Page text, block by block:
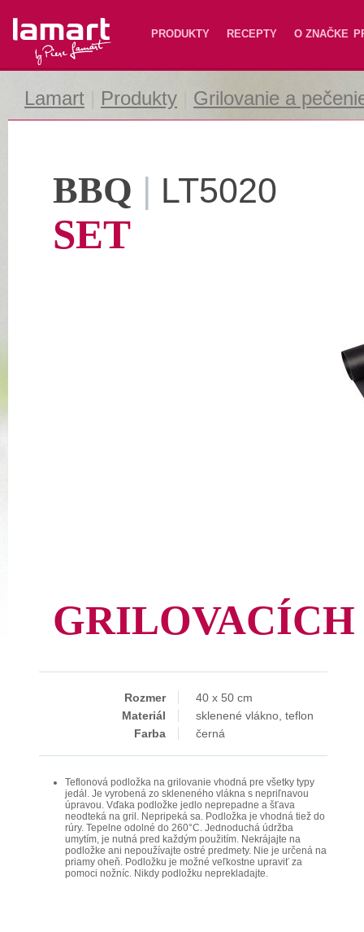
Lamart PRODUKTY RECEPTY O ZNAČKE
Lamart Produkty Grilovanie a
BBQ | LT5020
SET
Rozmer
40 x 50 cm
Materiál
sklenené vlákno, teflon
Farba
černá
Teflonová podložka na grilovanie vhodná pre všetky typy
jedál. Je vyrobená zo skleneného vlákna s nepriľnavou
úpravou. Vďaka podložke jedlo neprepadne a šťava
neodteká na gril. Nepripeká sa. Podložka je vhodná tiež do
rúry. Tepelne odolné do 260°C. Jednoduchá údržba
umytím, je nutná pred každým použitím. Nekrájajte na
podložke ani nepoužívajte ostré predmety. Nie je určená na
priamy oheň. Podložku je možné veľkostne upraviť za
pomoci nožníc. Nikdy podložku neprekladajte.